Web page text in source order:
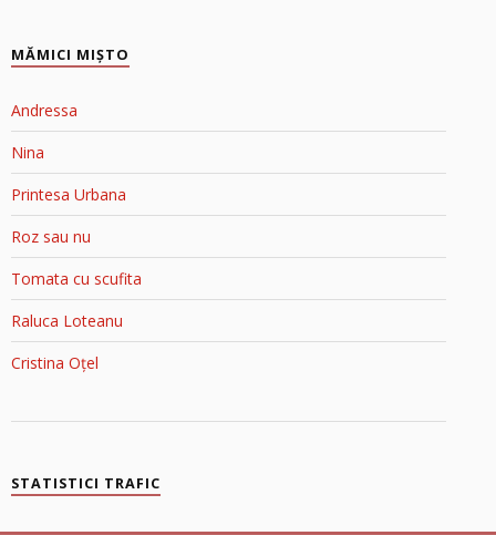
MĂMICI MIŞTO
Andressa
Nina
Printesa Urbana
Roz sau nu
Tomata cu scufita
Raluca Loteanu
Cristina Oțel
STATISTICI TRAFIC
Blondele în Top Blog